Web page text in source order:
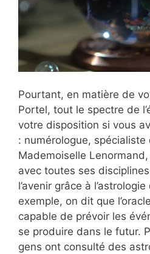
Pourtant, en matière de
Portel, tout le spectre de
votre disposition si vous
: numérologue,
Mademoiselle
avec toutes ses
l’avenir grâce à
exemple, on dit que
capable de prévoir les
se produire dans le futur.
gens ont consulté des